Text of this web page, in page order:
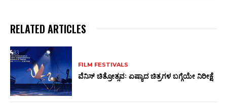
RELATED ARTICLES
FILM FESTIVALS
ವೆನಿಸ್‌ ಚಿತ್ರೋತ್ಸವ: ಏಷ್ಯಾದ ಚಿತ್ರಗಳ ಬಗ್ಗೆಯೇ ನಿರೀಕ್ಷೆ